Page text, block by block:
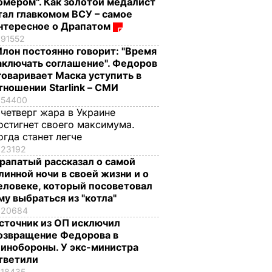
главкомом ВСУ – самое
о Драпатом
91552
постоянно говорит: "Время
соглашение". Федоров
Маска уступить в
Starlink – СМИ
54400
жара в Украине
своего максимума.
станет легче
23192
рассказал о самой
ночи в своей жизни и о
который посоветовал
выбраться из "котла"
20684
из ОП исключил
Федорова в
У экс-министра